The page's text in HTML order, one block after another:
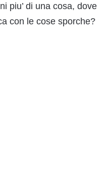
piu’ di una cosa, dove
con le cose sporche?